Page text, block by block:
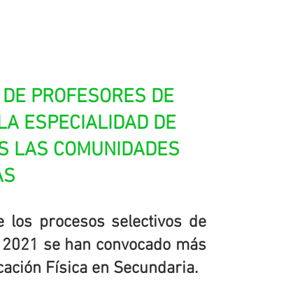
PROFESORES DE
ESPECIALIDAD DE
LAS COMUNIDADES
los procesos selectivos de
se han convocado más
Física en Secundaria.